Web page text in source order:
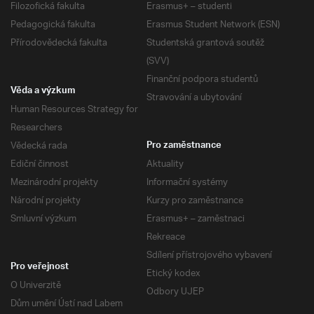
Filozofická fakulta
Pedagogická fakulta
Přírodovědecká fakulta
Erasmus+ – studenti
Erasmus Student Network (ESN)
Studentská grantová soutěž
(SVV)
Finanční podpora studentů
Stravování a ubytování
Věda a výzkum
Human Resources Strategy for
Researchers
Vědecká rada
Ediční činnost
Mezinárodní projekty
Národní projekty
Smluvní výzkum
Pro zaměstnance
Aktuality
Informační systémy
Kurzy pro zaměstnance
Erasmus+ – zaměstnaci
Rekreace
Sdílení přístrojového vybavení
Etický kodex
Odbory UJEP
Pro veřejnost
O Univerzitě
Dům umění Ústí nad Labem